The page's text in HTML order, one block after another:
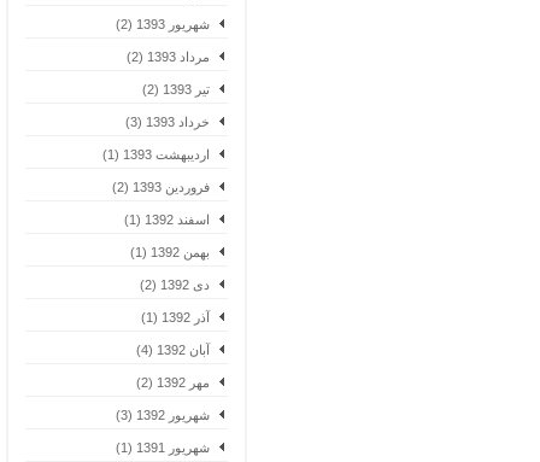
شهریور 1393 (2)
مرداد 1393 (2)
تیر 1393 (2)
خرداد 1393 (3)
اردیبهشت 1393 (1)
فروردین 1393 (2)
اسفند 1392 (1)
بهمن 1392 (1)
دی 1392 (2)
آذر 1392 (1)
آبان 1392 (4)
مهر 1392 (2)
شهریور 1392 (3)
شهریور 1391 (1)